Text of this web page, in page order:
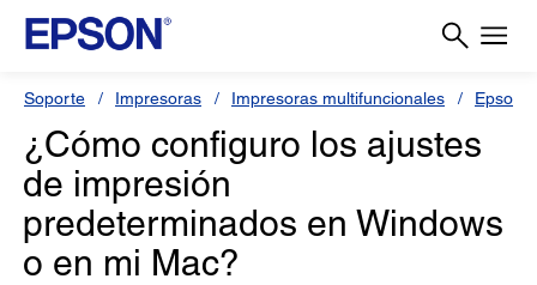
Soporte Impresoras Impresoras multifuncionales Epson L
¿Cómo configuro los ajustes
de impresión
predeterminados en Windows
o en mi Mac?